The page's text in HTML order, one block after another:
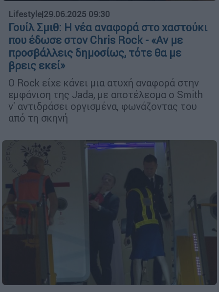
Lifestyle|29.06.2025 09:30
Γουίλ Σμιθ: Η νέα αναφορά στο χαστούκι
που έδωσε στον Chris Rock - «Αν με
προσβάλλεις δημοσίως, τότε θα με
βρεις εκεί»
Ο Rock είχε κάνει μια ατυχή αναφορά στην
εμφάνιση της Jada, με αποτέλεσμα ο Smith
ν' αντιδράσει οργισμένα, φωνάζοντας του
από τη σκηνή